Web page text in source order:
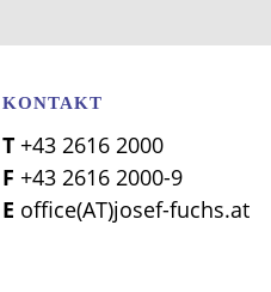
KONTAKT
T +43 2616 2000
F +43 2616 2000-9
E office(AT)josef-fuchs.at